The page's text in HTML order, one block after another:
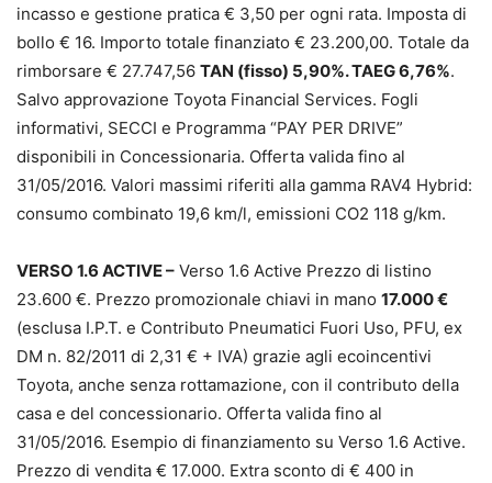
incasso e gestione pratica € 3,50 per ogni rata. Imposta di
bollo € 16. Importo totale finanziato € 23.200,00. Totale da
rimborsare € 27.747,56 TAN (fisso) 5,90%. TAEG 6,76%.
Salvo approvazione Toyota Financial Services. Fogli
informativi, SECCI e Programma “PAY PER DRIVE”
disponibili in Concessionaria. Offerta valida fino al
31/05/2016. Valori massimi riferiti alla gamma RAV4 Hybrid:
consumo combinato 19,6 km/l, emissioni CO2 118 g/km.
VERSO 1.6 ACTIVE – Verso 1.6 Active Prezzo di listino
23.600 €. Prezzo promozionale chiavi in mano 17.000 €
(esclusa I.P.T. e Contributo Pneumatici Fuori Uso, PFU, ex
DM n. 82/2011 di 2,31 € + IVA) grazie agli ecoincentivi
Toyota, anche senza rottamazione, con il contributo della
casa e del concessionario. Offerta valida fino al
31/05/2016. Esempio di finanziamento su Verso 1.6 Active.
Prezzo di vendita € 17.000. Extra sconto di € 400 in